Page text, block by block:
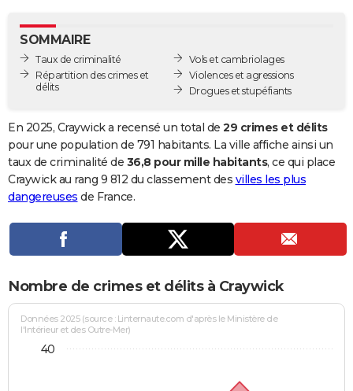
GUIDES D'ACHAT
BONS PLANS
Carte de Noël
Carte Bonne année
Carte Saint-Valentin
Carte Pâques
Carte d'anniversaire
DICTIONNAIRE
Dictionnaire
Biographies
Citations
Expressions
Proverbes
PROGRAMME TV
Se connecter
Entreprises
Service militaire
Avis de recherche
AVIS DE DÉCÈS
Bricolage
Lifestyle
Culture
Sport
Auto
Television
Voyage
Cinema
SOMMAIRE
Taux de criminalité
Répartition des crimes et
délits
Vols et cambriolages
Violences et agressions
Drogues et stupéfiants
En 2025, Craywick a recensé un total de 29 crimes et délits
pour une population de 791 habitants. La ville affiche ainsi un
taux de criminalité de 36,8 pour mille habitants, ce qui place
Craywick au rang 9 812 du classement des villes les plus
dangereuses de France.
Nombre de crimes et délits à Craywick
Données 2025 (source : Linternaute.com d'après le Ministère de
l'Intérieur et des Outre-Mer)
40